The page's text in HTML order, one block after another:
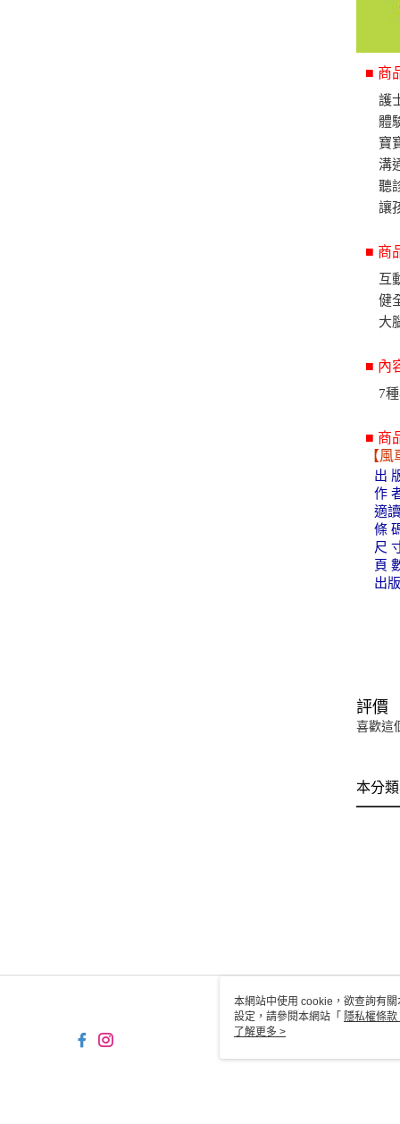
■ 商
護
體
寶
溝
聽
讓
■ 商
互
健
大
■ 內
7
■ 商
【
出
作
適
條
尺
頁
出
評價
喜歡這
本分
本網站中使用 cookie，欲查詢有
設定，請參閱本網站「 隱私權條款
使用 cookie。
了解更多 >